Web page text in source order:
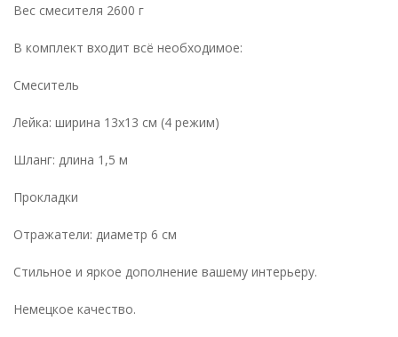
Вес смесителя 2600 г
В комплект входит всё необходимое:
Смеситель
Лейка: ширина 13х13 см (4 режим)
Шланг: длина 1,5 м
Прокладки
Отражатели: диаметр 6 см
Стильное и яркое дополнение вашему интерьеру.
Немецкое качество.